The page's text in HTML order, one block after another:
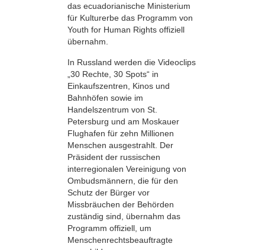
das ecuadorianische Ministerium
für Kulturerbe das Programm von
Youth for Human Rights offiziell
übernahm.
In Russland werden die Videoclips
„30 Rechte, 30 Spots“ in
Einkaufszentren, Kinos und
Bahnhöfen sowie im
Handelszentrum von St.
Petersburg und am Moskauer
Flughafen für zehn Millionen
Menschen ausgestrahlt. Der
Präsident der russischen
interregionalen Vereinigung von
Ombudsmännern, die für den
Schutz der Bürger vor
Missbräuchen der Behörden
zuständig sind, übernahm das
Programm offiziell, um
Menschenrechtsbeauftragte